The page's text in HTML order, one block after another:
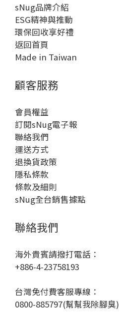
sNug品牌介紹
ESG精神與推動
環保回收享好禮
返回首頁
Made in Taiwan
顧客服務
會員權益
訂閱sNug電子報
聯絡我們
運送方式
退換貨政策
隱私條款
條款及細則
sNug全台銷售據點
聯絡我們
海外貴賓請撥打電話：
+886-4-23758193
台灣免付費客服專線：
0800-885797(幫幫我除腳臭)